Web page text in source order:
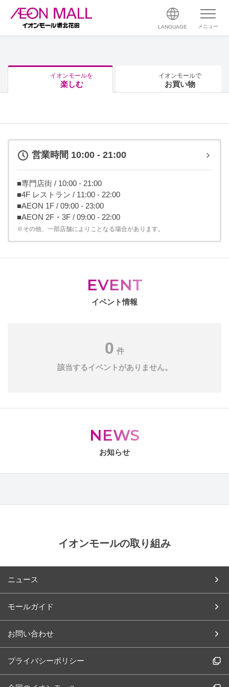
LANGUAGE メニュー
イオンモールを
楽しむ
イオンモールで
お買い物
営業時間 10:00 - 21:00
■専門店街 / 10:00 - 21:00
■4F レストラン / 11:00 - 22:00
■AEON 1F / 09:00 - 23:00
■AEON 2F・3F / 09:00 - 22:00
※その他、一部店舗によりことなる場合があります。
EVENT
イベント情報
0 件
該当するイベントがありません。
NEWS
お知らせ
イオンモールの取り組み
ニュース
モールガイド
お問い合わせ
プライバシーポリシー